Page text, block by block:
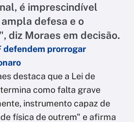
é imprescindível
defesa e o
diz Moraes em decisão.
defendem prorrogar
destaca que a Lei de
como falta grave
instrumento capaz de
física de outrem" e afirma